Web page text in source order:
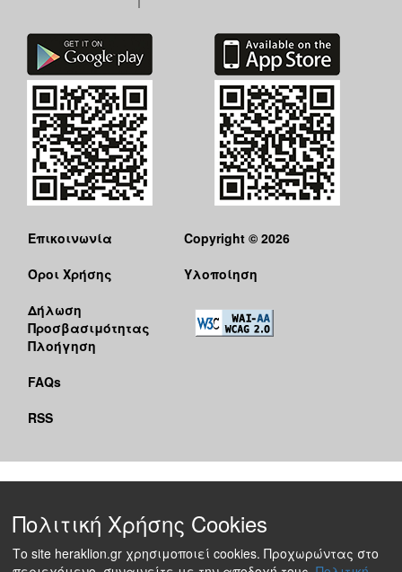
Επικοινωνία
Όροι Χρήσης
Δήλωση
Προσβασιμότητας
Πλοήγηση
FAQs
RSS
Copyright © 2026
Υλοποίηση
Πολιτική Χρήσης Cookies
Το site heraklion.gr χρησιμοποιεί cookies. Προχωρώντας στο